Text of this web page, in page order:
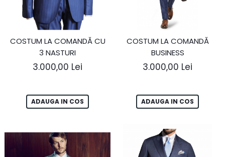
COSTUM LA COMANDĂ CU
3 NASTURI
3.000,00 Lei
ADAUGA IN COS
COSTUM LA COMANDĂ
BUSINESS
3.000,00 Lei
ADAUGA IN COS